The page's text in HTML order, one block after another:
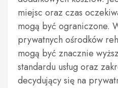
miejsc oraz czas
mogą być ograniczone.
prywatnych ośrodków
mogą być znacznie
standardu usług oraz
decydujący się na